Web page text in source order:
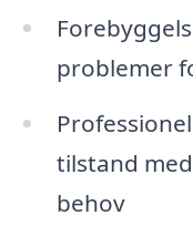
problemer
tilstand
behov